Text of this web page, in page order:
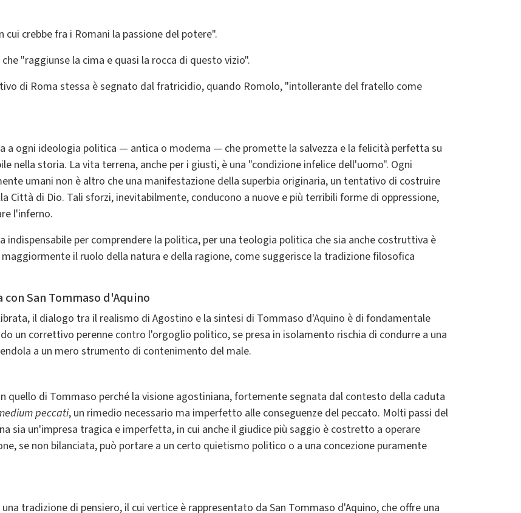
crebbe fra i Romani la passione del potere".
"raggiunse la cima e quasi la rocca di questo vizio".
di Roma stessa è segnato dal fratricidio, quando Romolo, "intollerante del fratello come
a ogni ideologia politica — antica o moderna — che promette la salvezza e la felicità perfetta su
nella storia. La vita terrena, anche per i giusti, è una "condizione infelice dell'uomo". Ogni
umani non è altro che una manifestazione della superbia originaria, un tentativo di costruire
Città di Dio. Tali sforzi, inevitabilmente, conducono a nuove e più terribili forme di oppressione,
l'inferno.
indispensabile per comprendere la politica, per una teologia politica che sia anche costruttiva è
il ruolo della natura e della ragione, come suggerisce la tradizione filosofica
San Tommaso d'Aquino
il dialogo tra il realismo di Agostino e la sintesi di Tommaso d'Aquino è di fondamentale
un correttivo perenne contro l'orgoglio politico, se presa in isolamento rischia di condurre a una
a un mero strumento di contenimento del male.
quello di Tommaso perché la visione agostiniana, fortemente segnata dal contesto della caduta
peccati, un rimedio necessario ma imperfetto alle conseguenze del peccato. Molti passi del
sia un'impresa tragica e imperfetta, in cui anche il giudice più saggio è costretto a operare
se non bilanciata, può portare a un certo quietismo politico o a una concezione puramente
tradizione di pensiero, il cui vertice è rappresentato da San Tommaso d'Aquino, che offre una